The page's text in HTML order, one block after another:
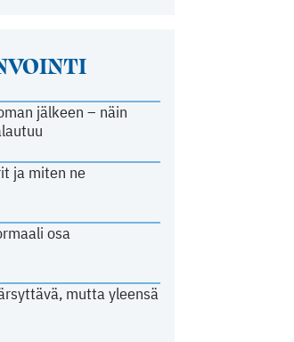
jälkeen – näin
ja miten ne
osa
mutta yleensä